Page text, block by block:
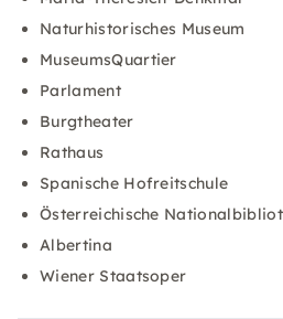
Naturhistorisches Museum
MuseumsQuartier
Parlament
Burgtheater
Rathaus
Spanische Hofreitschule
Österreichische
Albertina
Wiener Staatsoper